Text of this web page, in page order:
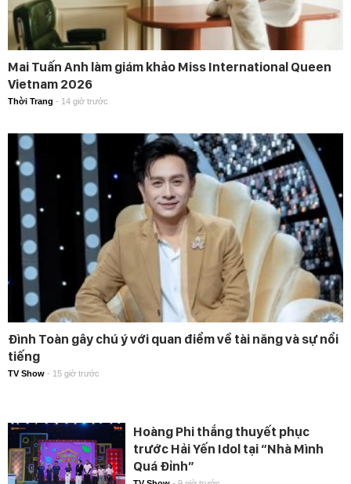
Mai Tuấn Anh làm giám khảo Miss International Queen
Vietnam 2026
Thời Trang - 14 giờ trước
Đình Toàn gây chú ý với quan điểm về tài năng và sự nổi
tiếng
TV Show - 15 giờ trước
Hoàng Phi thắng thuyết phục
trước Hải Yến Idol tại “Nhà Mình
Quá Đỉnh”